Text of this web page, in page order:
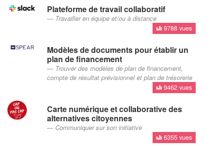
Plateforme de travail collaboratif
Travailler en équipe et/ou à distance
9788 vues
Modèles de documents pour établir un
plan de financement
Trouver des modèles de plan de financement,
compte de résultat prévisionnel et plan de trésorerie
9462 vues
Carte numérique et collaborative des
alternatives citoyennes
Communiquer sur son initiative
6355 vues